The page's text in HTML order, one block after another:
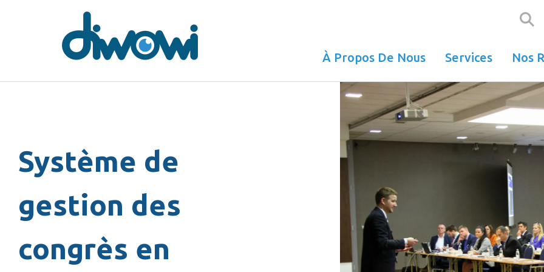
principal
À Propos De Nous Services Nos
Système de
gestion des
congrès en